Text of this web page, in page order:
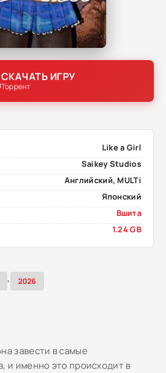
СКАЧАТЬ ИГРУ
Торрент
Like a Girl
Saikey Studios
Английский, MULTi
Японский
Вшита
1.24 GB
, 2026
завести в самые
и именно это происходит в